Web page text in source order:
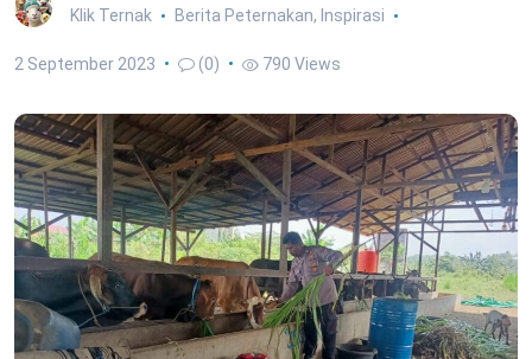
Klik Ternak Berita Peternakan, Inspirasi
2 September 2023 (0) 790 Views